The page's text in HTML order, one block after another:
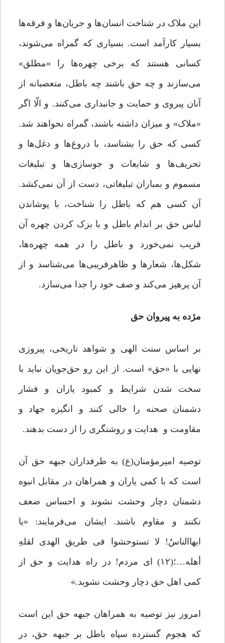
این ملاک در شناخت انسان‌ها و جریان‌ها و فرقه‌ها
بسیار کارآمد است. بسیاری که گمراه می‌شوند،
کسانی هستند که برخی چهره‌ها را «مطلق»
می‌سازند و چه حق باشند چه باطل، متعصبانه از
آنان پیروی و حمایت و جانبداری می‌کنند. و الّا اگر
«ملاک» و میزان داشته باشند، گمراه نخواهند شد.
کسی که حق را بشناسد، با دروغ‌ها و دغل‌ها و
تحریف‌ها و شایعات و جوسازی‌ها و تبلیغات
مسموم و بمباران تبلیغاتی، دست از آن نمی‌کشد.
آن کسی هم که باطل را شناخت، با پوشاندن
لباس حق بر اندام باطل و با بزک کردن چهره آن
فریب نمی‌خورد و باطل را در همه چهره‌ها،
شکل‌ها، شعارها و ظاهرفریبی‌ها می‌شناسد و از
آن پرهیز می‌کند و صف خود را جدا می‌سازد.
مژده به پیروان حق
بر اساس سنت الهی و شواهد تاریخی، پیروزی
نهایی با «حق» است. از این رو حق‌جویان نباید با
سخت‌ شدن شرایط و کمبود یاران و فشار
دشمنان صحنه را خالی کنند و انگیزه جهاد و
مقاومت و هدایت و روشنگری را از دست بدهند.
توصیه امیرمؤمنان(ع) به طرفداران جبهه حق آن
است که با کمی یاران و همراهان در مقابل انبوه
دشمنان دچار وحشت نشوند و احساس ضعف
نکنند و مقاوم باشند. ایشان می‌فرمایند: «یا
ایهاالناسُ! لا تستوحشوا فی طریق الهدی لقلهِ
أهله…؛(۱۲) ای مردم! در راه هدایت و حق از
کمی اهل حق دچار وحشت نشوید.»
امروز نیز توصیه به همراهان جبهه حق این است
که هجوم گسترده سپاه باطل بر جبهه حق، در